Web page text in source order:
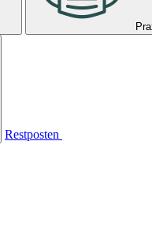
Restposten